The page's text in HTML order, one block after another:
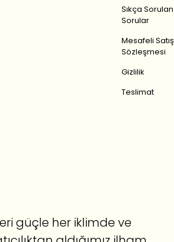
Sıkça Sorulan
Sorular
Mesafeli Satış
Sözleşmesi
Gizlilik
Teslimat
güçle her iklimde ve